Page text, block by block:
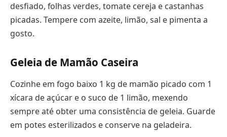
desfiado, folhas verdes, tomate cereja e castanhas
picadas. Tempere com azeite, limão, sal e pimenta a
gosto.
Geleia de Mamão Caseira
Cozinhe em fogo baixo 1 kg de mamão picado com 1
xícara de açúcar e o suco de 1 limão, mexendo
sempre até obter uma consistência de geleia. Guarde
em potes esterilizados e conserve na geladeira.